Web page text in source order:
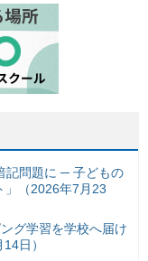
記問題に ─ 子どもの
」（2026年7月23
グ学習を学校へ届け
日）